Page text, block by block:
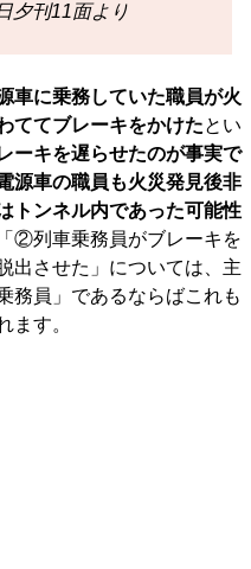
夕刊11面より
車に乗務していた職員が火
ててブレーキをかけたとい
ーキを遅らせたのが事実で
源車の職員も火災発見後非
トンネル内であった可能性
②列車乗務員がブレーキを
出させた」については、主
務員」であるならばこれも
ます。